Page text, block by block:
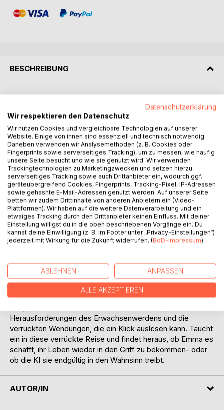
BESCHREIBUNG
Willkommen in der Welt von Emma, wo ein spontaner Klick
auf eine dubiose App ihr Leben auf den Kopf stellt! In
"Emmagators - Chaos mit Stil" von Mirco Deflorin taucht ihr
ein in die sommerlichen Ferientage einer ganz normalen
Teenagerin - naja, fast normal. Denn nachdem Emma die
mysteriöse KI-Enhancer-App installiert, beginnt das Chaos:
Eine KI-Assistentin nistet sich in ihrem Kopf ein und
verspricht, ihr Leben zu verbessern - oder es zumindest
interessanter zu gestalten.
Zusammen mit ihren besten Freunden, der kreativen Sarah
und dem Technik-Nerd Max, stürzt sich Emma in ein
Abenteuer nach dem anderen. Von peinlichen Social-
Media-Fails bis hin zu verrückten Lösungsansätzen für
alltägliche Probleme - das Leben mit einer KI im Kopf ist
Emma ihrer neuen digitalen Begleiterin trauen, die
manchmal mehr Schabernack im Sinn hat als echte Hilfe?
"Emmagators - Chaos mit Stil" ist eine humorvolle,
Herausforderungen des Erwachsenwerdens und die
verrückten Wendungen, die ein Klick auslösen kann. Taucht
ein in diese verrückte Reise und findet heraus, ob Emma es
schafft, ihr Leben wieder in den Griff zu bekommen- oder
ob die KI sie endgültig in den Wahnsinn treibt.
AUTOR/IN
Datenschutzerklärung
Wir respektieren den Datenschutz
Wir nutzen Cookies und vergleichbare Technologien auf unserer
Website. Einige von ihnen sind essenziell und technisch notwendig.
Daneben verwenden wir Analysemethoden (z. B. Cookies oder
Fingerprints sowie serverseitiges Tracking), um zu messen, wie häufig
unsere Seite besucht und wie sie genutzt wird. Wir verwenden
Trackingtechnologien zu Marketingzwecken und setzen hierzu
serverseitiges Tracking sowie auch Drittanbieter ein, wodurch ggf.
geräteübergreifend Cookies, Fingerprints, Tracking-Pixel, IP-Adressen
sowie gehashte E-Mail-Adressen genutzt werden. Auf unserer Seite
betten wir zudem Drittinhalte von anderen Anbietern ein (Video-
Plattformen). Wir haben auf die weitere Datenverarbeitung und ein
etwaiges Tracking durch den Drittanbieter keinen Einfluss. Mit deiner
Einstellung willigst du in die oben beschriebenen Vorgänge ein. Du
kannst deine Einwilligung (z. B. im Footer unter „Privacy-Einstellungen“)
jederzeit mit Wirkung für die Zukunft widerrufen. (BoD-Impressum)
ABLEHNEN ANPASSEN
ALLE AKZEPTIEREN